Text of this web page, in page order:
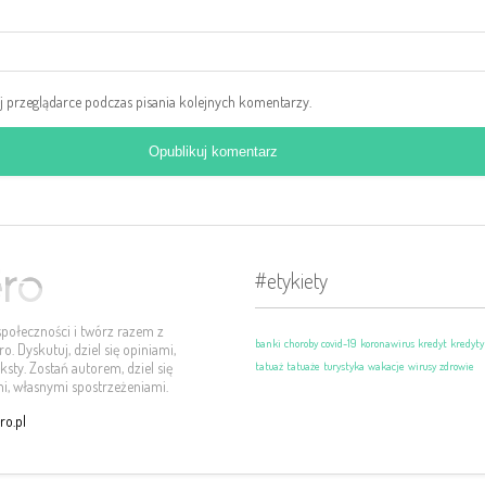
podczas pisania kolejnych komentarzy.
i twórz razem z
Dyskutuj, dziel się opiniami,
Zostań autorem, dziel się
własnymi spostrzeżeniami.
#etykiety
banki choroby covid-19 koronawirus kredyt kredyty
tatuaż tatuaże turystyka wakacje wirusy zdrowie